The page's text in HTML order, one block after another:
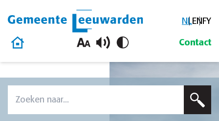
Gemeente Leeuwarden NLENFY
Homepage
Contact